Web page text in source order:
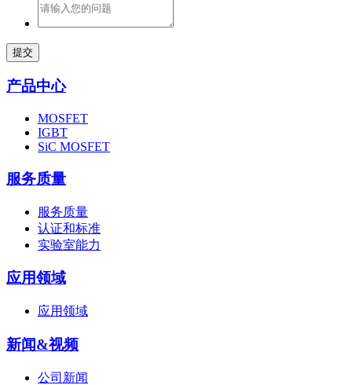
提交
产品中心
MOSFET
IGBT
SiC MOSFET
服务质量
服务质量
认证和标准
实验室能力
应用领域
应用领域
新闻&视频
公司新闻